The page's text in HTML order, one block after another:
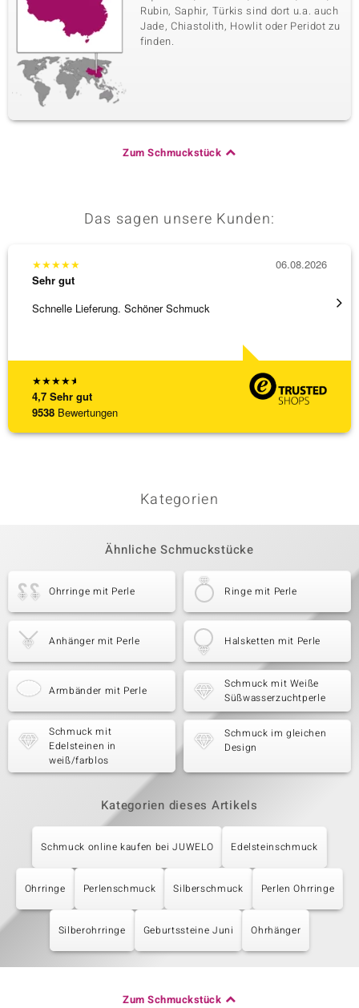
Rubin, Saphir, Türkis sind dort u.a. auch
Jade, Chiastolith, Howlit oder Peridot zu
finden.
Zum Schmuckstück
Das sagen unsere Kunden:
★★★★★
4,7 Sehr gut
9538 Bewertungen
★★★★★
Sehr gut
Schnelle Lieferung. Schöner Schmuck
06.08.2026
Kategorien
Ähnliche Schmuckstücke
Ohrringe mit Perle Ringe mit Perle
Anhänger mit Perle Halsketten mit Perle
Armbänder mit Perle
Schmuck mit Weiße
Süßwasserzuchtperle
Schmuck mit
Edelsteinen in
weiß/farblos
Schmuck im gleichen
Design
Kategorien dieses Artikels
Schmuck online kaufen bei JUWELO Edelsteinschmuck
Ohrringe Perlenschmuck Silberschmuck Perlen Ohrringe
Silberohrringe Geburtssteine Juni Ohrhänger
Zum Schmuckstück